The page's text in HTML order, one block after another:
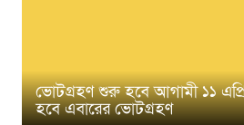
ভোটগ্রহণ শুরু হবে আগামী ১১
হবে এবারের ভোটগ্রহণ